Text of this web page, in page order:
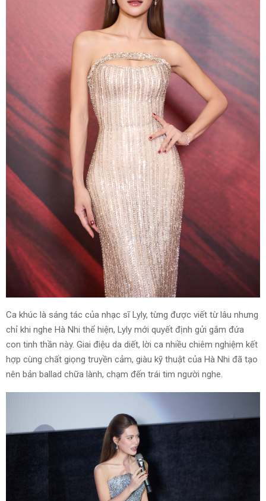
Ca khúc là sáng tác của nhạc sĩ Lyly, từng được viết từ lâu nhưng
chỉ khi nghe Hà Nhi thể hiện, Lyly mới quyết định gửi gắm đứa
con tinh thần này. Giai điệu da diết, lời ca nhiều chiêm nghiệm kết
hợp cùng chất giọng truyền cảm, giàu kỹ thuật của Hà Nhi đã tạo
nên bản ballad chữa lành, chạm đến trái tim người nghe.